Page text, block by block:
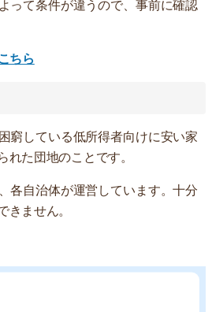
って条件が違うので、事前に確認
ちら
窮している低所得者向けに安い家
れた団地のことです。
各自治体が運営しています。十分
きません。